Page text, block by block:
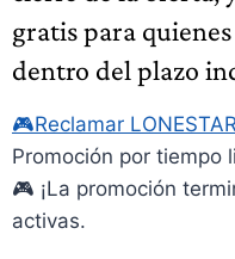
gratis para
dentro del plazo
🎮Reclamar
Promoción por tiempo
🎮 ¡La promoción
activas.